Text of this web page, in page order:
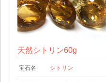
天然シトリン60g
宝石名 シトリン